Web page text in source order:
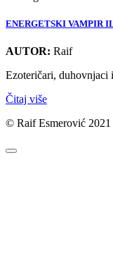
ENERGETSKI VAMPIR
AUTOR: Raif
Ezoteričari, duhovnjaci
Čitaj više
© Raif Esmerović 2021